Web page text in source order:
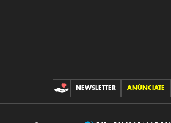
CONTRIBUCIONES
NEWSLETTER ANÚNCIATE